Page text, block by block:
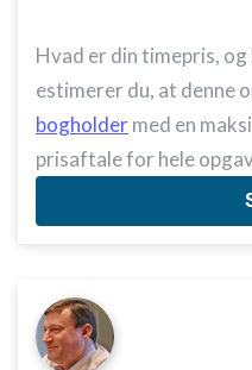
Hvad er din timepris,
estimerer du, at denne
bogholdermed en
prisaftale for hele